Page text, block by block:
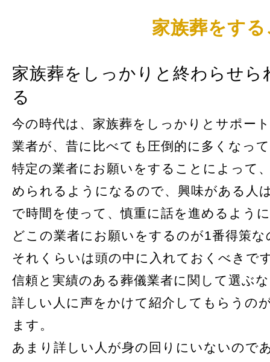
家族葬をす
家族葬をしっかりと終わらせ
る
今の時代は、家族葬をしっかりとサポー
業者が、昔に比べても圧倒的に多くなっ
特定の業者にお願いをすることによって
められるようになるので、興味がある人
で時間を使って、慎重に話を進めるよう
どこの業者にお願いをするのが1番得策
それくらいは頭の中に入れておくべきで
信頼と実績のある葬儀業者に関して選ぶ
詳しい人に声をかけて紹介してもらうの
ます。
あまり詳しい人が身の回りにいないので